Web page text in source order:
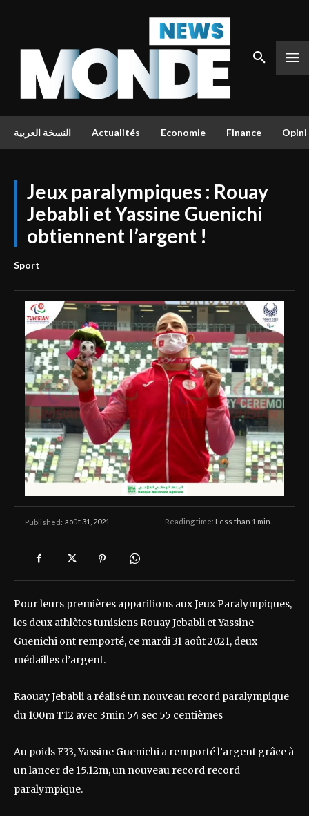
النسخة العربية Actualités Economie Finance
Jeux paralympiques : Rouay
Jebabli et Yassine Guenichi
obtiennent l’argent !
Sport
Published: août 31, 2021 Reading time: Less than 1 min.
Pour leurs premières apparitions aux Jeux Paralympiques,
les deux athlètes tunisiens Rouay Jebabli et Yassine
Guenichi ont remporté, ce mardi 31 août 2021, deux
médailles d’argent.
Raouay Jebabli a réalisé un nouveau record paralympique
du 100m T12 avec 3min 54 sec 55 centièmes
Au poids F33, Yassine Guenichi a remporté l’argent grâce à
un lancer de 15.12m, un nouveau record record
paralympique.